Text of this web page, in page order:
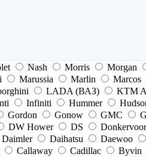
Nash Morris Morgan
Marussia Marlin Marcos
LADA (ВАЗ) KTM
Infiniti Hummer
Gordon Gonow GMC
DW Hower DS
Daimler Daihatsu Daewoo
Callaway Cadillac Byvin